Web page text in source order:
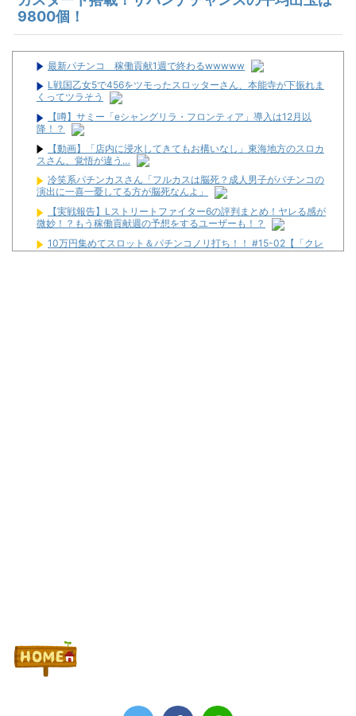
9800個！
最新パチンコ 稼働貢献1週で終わるwwwww
L戦国乙女5で456をツモったスロッターさん、本能寺が下振れま
くってツラそう
【噂】サミー「eシャングリラ・フロンティア」導入は12月以
降！？
【動画】「店内に浸水してきてもお構いなし」東海地方のスロカ
スさん、覚悟が違う…
冷笑系パチンカスさん「フルカスは脳死？成人男子がパチンコの
演出に一喜一憂してる方が脳死なんよ」
【実戦報告】Lストリートファイター6の評判まとめ！ヤレる感が
微妙！？もう稼働貢献週の予想をするユーザーも！？
10万円集めてスロット＆パチンコノリ打ち！！ #15-02【「クレ
アBT」この夏あっちぃあっちぃけど俺らの青春の方があっちぃあっ